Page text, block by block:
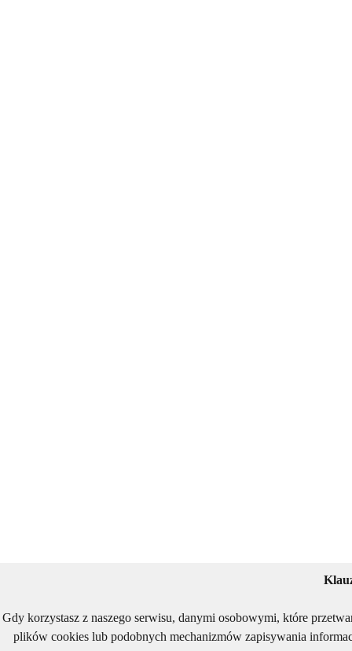
Gdy korzystasz z naszego serwisu, danymi osobowymi, które
plików cookies lub podobnych mechanizmów zapisywania